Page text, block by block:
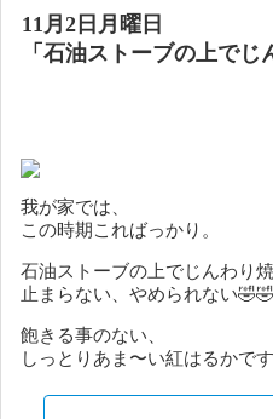
11月2日月曜日
「石油ストーブの上でじ
我が家では、
この時期こればっかり。
石油ストーブの上でじんわり焼
止まらない、やめられない🤣🤣
飽きる事のない、
しっとりあま〜い紅はるかで